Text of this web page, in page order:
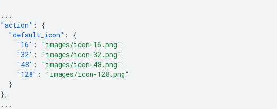
...
"action" :
{
"default_icon" :
{
"16" : "images/icon-16.png" ,
"32" : "images/icon-32.png" ,
"48" : "images/icon-48.png" ,
"128" :
"images/icon-128.png"
}
},
...